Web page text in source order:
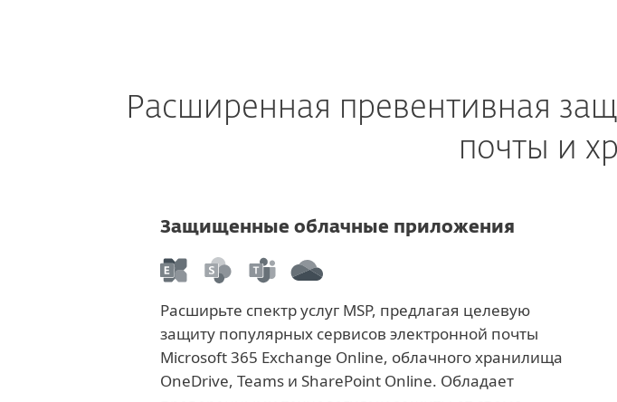
Расширенная превентивная
почты и
Защищенные облачные приложения
Расширьте спектр услуг MSP, предлагая целевую
защиту популярных сервисов электронной почты
Microsoft 365 Exchange Online, облачного хранилища
OneDrive, Teams и SharePoint Online. Обладает